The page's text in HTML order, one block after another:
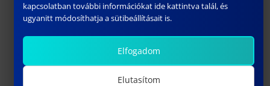
kapcsolatban további információkat ide kattintva talál, és
ugyanitt módosíthatja a sütibeállításait is.
Elfogadom
Elutasítom